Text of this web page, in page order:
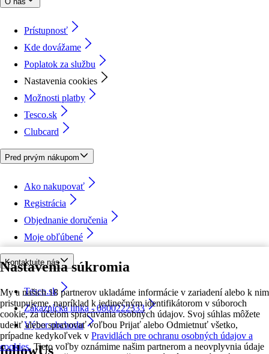
Nastavenia súkromia
My a našich 18 partnerov ukladáme informácie v zariadení alebo k nim
pristupujeme, napríklad k jedinečným identifikátorom v súboroch
cookie, za účelom spracúvania osobných údajov. Svoj súhlas môžete
udeliť alebo spravovať voľbou Prijať alebo Odmietnuť všetko,
prípadne kedykoľvek v Pravidlách pre ochranu osobných údajov a
cookies. Tieto voľby oznámime našim partnerom a neovplyvnia údaje
Prístupnosť
Kde dovážame
Poplatok za službu
Nastavenia cookies
Možnosti platby
Tesco.sk
Clubcard
Pred prvým nákupom
Ako nakupovať
Registrácia
Objednanie doručenia
Moje obľúbené
Kontaktujte nás
Tesco.sk
Zákaznícka linka - 0800222333
Výber obchodu
followUs